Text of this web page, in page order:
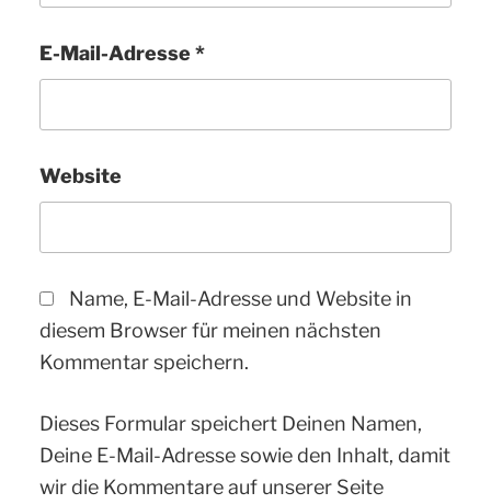
E-Mail-Adresse *
Website
Name, E-Mail-Adresse und Website in
diesem Browser für meinen nächsten
Kommentar speichern.
Dieses Formular speichert Deinen Namen,
Deine E-Mail-Adresse sowie den Inhalt, damit
wir die Kommentare auf unserer Seite